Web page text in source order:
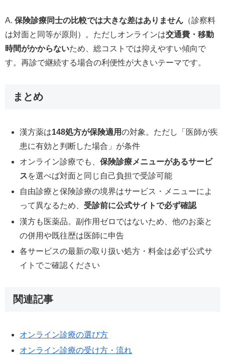
A. 保険診療同士の比較では大きな差はありません （診察料
は対面と同等が原則）。ただしオンラインは交通費・移動
時間がかからないため、総コストでは抑えやすい傾向で
す。再診で継続する場合の利便性が大きいテーマです。
まとめ
漢方薬は148処方が保険適用の対象。ただし「医師が疾
患に有効と判断した場合」が条件
オンライン診療でも、保険診療メニューがあるサービ
スを選べば対面と同じ自己負担で受診可能
自由診療と保険診療の境界はサービス・メニューによ
って異なるため、 受診前に公式サイトで必ず確認
漢方も医薬品。副作用ゼロではないため、他のお薬と
の併用や既往歴は医師に申告
各サービスの最新の取り扱い処方・料金は必ず公式サ
イトでご確認ください
関連記事
オンライン診療の選び方
オンライン診療の受け方・流れ